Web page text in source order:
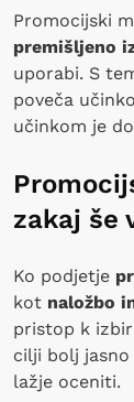
Promocijski
premišljeno
uporabi. S
poveča
učinkom je
zakaj še
Ko podjetje
kot naložbo
pristop k
cilji bolj jasno
lažje oceniti.